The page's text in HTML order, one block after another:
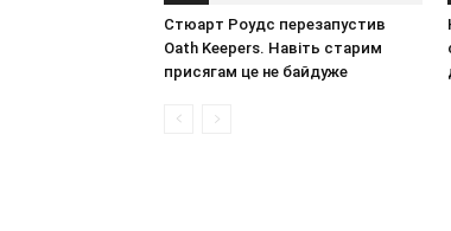
Стюарт Роудс перезапустив
Oath Keepers. Навіть старим
присягам це не байдуже